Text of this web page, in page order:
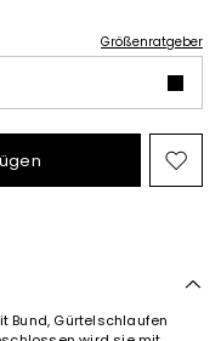
Größenratgeber
Auf
die
Bund, Gürtelschlaufen